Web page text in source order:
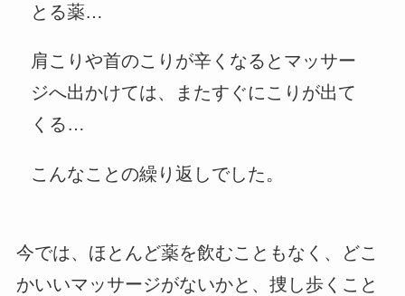
とる薬…
肩こりや首のこりが辛くなるとマッサー
ジへ出かけては、またすぐにこりが出て
くる…
こんなことの繰り返しでした。
今では、ほとんど薬を飲むこともなく、どこ
かいいマッサージがないかと、捜し歩くこと